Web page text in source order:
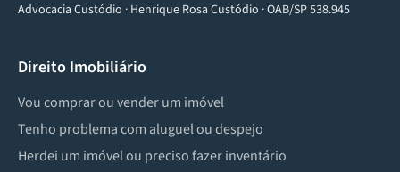
Advocacia Custódio · Henrique Rosa Custódio ·OAB/SP 538.945
Direito Imobiliário
Vou comprar ou vender um imóvel
Tenho problema com aluguel ou despejo
Herdei um imóvel ou preciso fazer inventário